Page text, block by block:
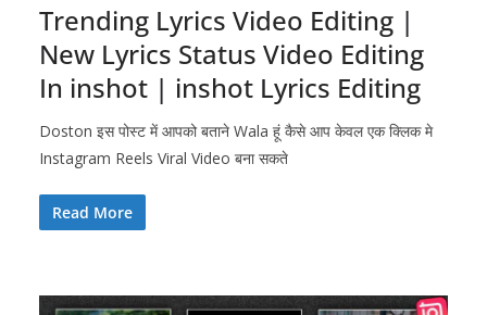
Trending Lyrics Video Editing |
New Lyrics Status Video Editing
In inshot | inshot Lyrics Editing
Doston इस पोस्ट में आपको बताने Wala हूं कैसे आप केवल एक क्लिक मे
Instagram Reels Viral Video बना सकते
Read More